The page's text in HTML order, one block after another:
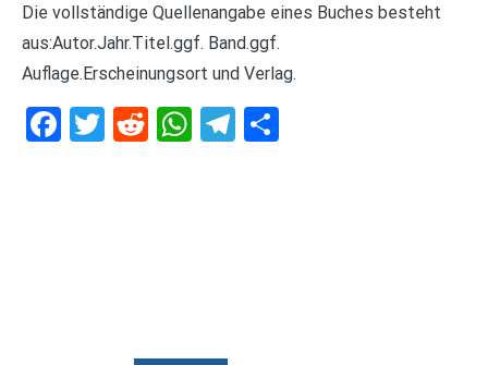
Die vollständige Quellenangabe eines Buches besteht
aus:Autor.Jahr.Titel.ggf. Band.ggf.
Auflage.Erscheinungsort und Verlag.
Facebook
Twitter
RedditWhatsApp
Telegram